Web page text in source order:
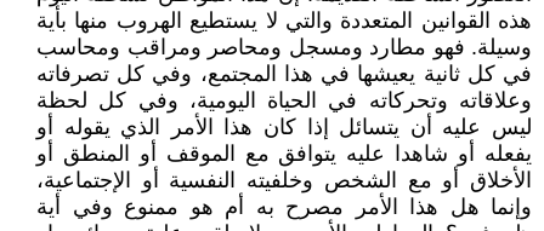
هذه القوانين المتعددة والتي لا يستطيع الهروب منها بأية
وسيلة. فهو مطارد ومسجل ومحاصر ومراقب ومحاسب
في كل ثانية يعيشها في هذا المجتمع، وفي كل تصرفاته
وعلاقاته وتحركاته في الحياة اليومية، وفي كل لحظة
ليس عليه أن يتسائل إذا كان هذا الأمر الذي يقوله أو
يفعله أو شاهدا عليه يتوافق مع الموقف أو المنطق أو
الأخلاق أو مع الشخص وخلفيته النفسية أو الإجتماعية،
وإنما هل هذا الأمر مصرح به أم هو ممنوع وفي أية